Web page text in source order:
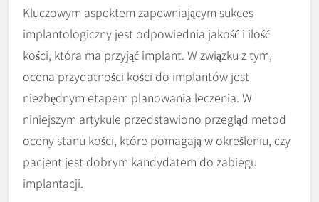
Kluczowym aspektem zapewniającym sukces
implantologiczny jest odpowiednia jakość i ilość
kości, która ma przyjąć implant. W związku z tym,
ocena przydatności kości do implantów jest
niezbędnym etapem planowania leczenia. W
niniejszym artykule przedstawiono przegląd metod
oceny stanu kości, które pomagają w określeniu, czy
pacjent jest dobrym kandydatem do zabiegu
implantacji.